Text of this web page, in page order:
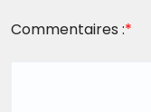
Commentaires :*